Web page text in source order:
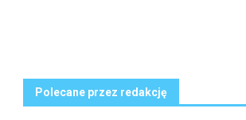
Polecane przez redakcję